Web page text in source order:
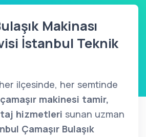
Makinası
İstanbul Teknik
ilçesinde, her semtinde
çamaşır makinesi tamir,
hizmetleri sunan uzman
Çamaşır Bulaşık